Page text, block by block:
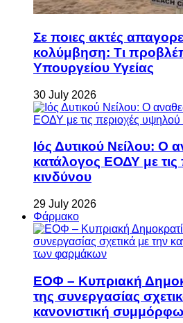
Σε ποιες ακτές
κολύμβηση: Τι
Υπουργείου Υγείας
30 July 2026
Ιός Δυτικού Νείλου: Ο
κατάλογος ΕΟΔΥ με
κινδύνου
29 July 2026
Φάρμακο
ΕΟΦ – Κυπριακή
της συνεργασίας
κανονιστική